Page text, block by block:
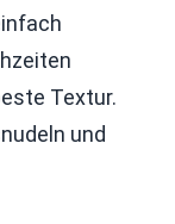
Textur.
und